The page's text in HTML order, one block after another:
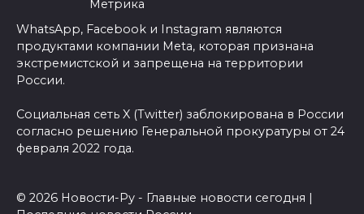
WhatsApp, Facebook и Instagram являются
продуктами компании Meta, которая признана
экстремистской и запрещена на территории
России.
Социальная сеть X (Twitter) заблокирована в России
согласно решению Генеральной прокуратуры от 24
февраля 2022 года.
© 2026 Новости-Ру - Главные новости сегодня |